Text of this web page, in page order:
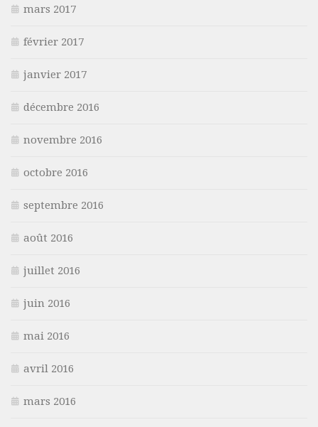
mars 2017
février 2017
janvier 2017
décembre 2016
novembre 2016
octobre 2016
septembre 2016
août 2016
juillet 2016
juin 2016
mai 2016
avril 2016
mars 2016